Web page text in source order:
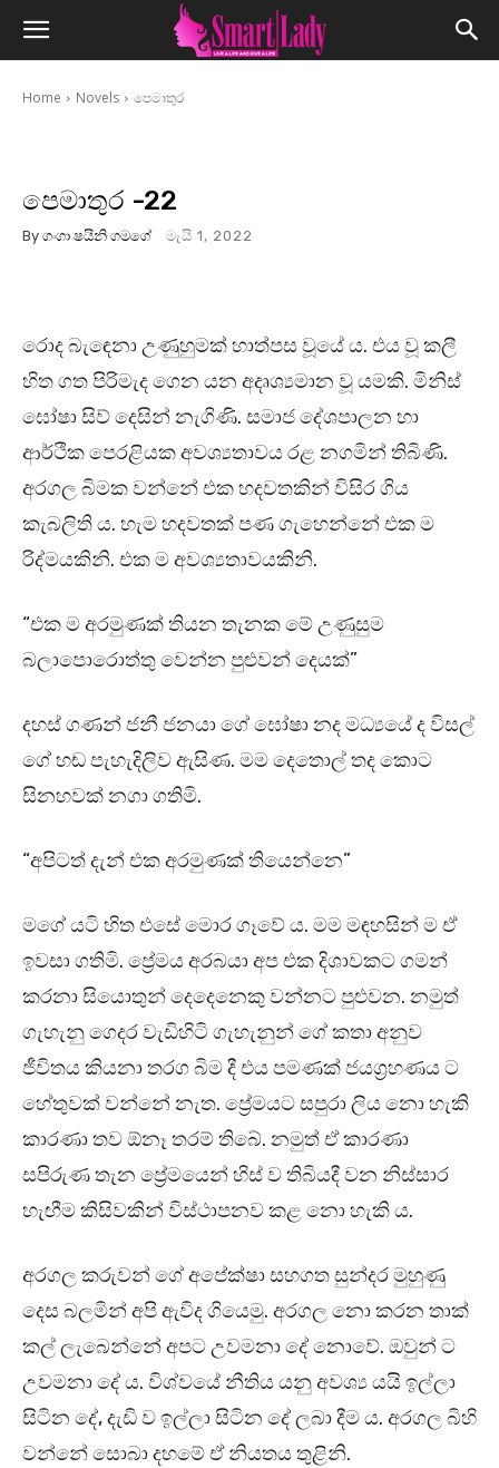
Home Novels පෙමාතුර
පෙමාතුර -22
By ගංගා ෂයිනි ගමගේ මැයි 1, 2022
රොද බැඳෙනා උණුහුමක් හාත්පස වූයේ ය. එය වූ කලී
හිත ගත පිරිමැද ගෙන යන අදෘශ්‍යමාන වූ යමකි. මිනිස්
ඝෝෂා සිව් දෙසින් නැගිණි. සමාජ දේශපාලන හා
ආර්ථික පෙරළියක අවශ්‍යතාවය රළ නගමින් තිබිණි.
අරගල බිමක වන්නේ එක හදවතකින් විසිර ගිය
කැබලිති ය. හැම හදවතක් පණ ගැහෙන්නේ එක ම
රිද්මයකිනි. එක ම අවශ්‍යතාවයකිනි.
“එක ම අරමුණක් තියන තැනක මේ උණුසුම
බලාපොරොත්තු වෙන්න පුළුවන් දෙයක්”
දහස් ගණන් ජනී ජනයා ගේ ඝෝෂා නද මධ්‍යයේ ද විසල්
ගේ හඬ පැහැදිලිව ඇසිණ. මම දෙතොල් තද කොට
සිනහවක් නගා ගතිමි.
“අපිටත් දැන් එක අරමුණක් තියෙන්නෙ”
මගේ යටි හිත එසේ මොර ගෑවේ ය. මම මඳහසින් ම ඒ
ඉවසා ගතිමි. ප්‍රේමය අරබයා අප එක දිශාවකට ගමන්
කරනා සියොතුන් දෙදෙනෙකු වන්නට පුළුවන. නමුත්
ගැහැනු ගෙදර වැඩිහිටි ගැහැනුන් ගේ කතා අනුව
ජීවිතය කියනා තරග බිම දී එය පමණක් ජයග්‍රහණය ට
හේතුවක් වන්නේ නැත. ප්‍රේමයට සපුරා ලිය නො හැකි
කාරණා තව ඕනෑ තරම් තිබේ. නමුත් ඒ කාරණා
සපිරුණ තැන ප්‍රේමයෙන් හිස් ව තිබියදී වන නිස්සාර
හැඟීම කිසිවකින් විස්ථාපනව කළ නො හැකි ය.
අරගල කරුවන් ගේ අපේක්ෂා සහගත සුන්දර මුහුණු
දෙස බලමින් අපි ඇවිද ගියෙමු. අරගල නො කරන තාක්
කල් ලැබෙන්නේ අපට උවමනා දේ නොවේ. ඔවුන් ට
උවමනා දේ ය. විශ්වයේ නීතිය යනු අවශ්‍ය යයි ඉල්ලා
සිටින දේ, දැඩි ව ඉල්ලා සිටින දේ ලබා දීම ය. අරගල බිහි
වන්නේ සොබා දහමේ ඒ නියතය තුළිනි.